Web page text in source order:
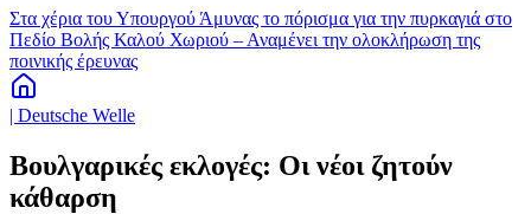
Στα χέρια του Υπουργού Άμυνας το πόρισμα για την πυρκαγιά στο
Πεδίο Βολής Καλού Χωριού – Αναμένει την ολοκλήρωση της
ποινικής έρευνας
| Deutsche Welle
Βουλγαρικές εκλογές: Οι νέοι ζητούν
κάθαρση